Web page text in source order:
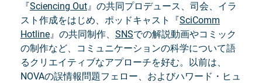
『Sciencing Out』の共同プロデュース、司会、イラ
スト作成をはじめ、ポッドキャスト『SciComm
Hotline』の共同制作、 SNSでの解説動画やコミック
の制作など、コミュニケーションの科学について語
るクリエイティブなアプローチを好む。以前は、
NOVAの誤情報問題フェロー、およびハワード・ヒュ